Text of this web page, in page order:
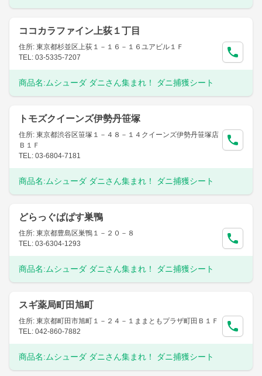
ココカラファイン上荻１丁目
住所: 東京都杉並区上荻１－１６－１６ユアビル１Ｆ
TEL: 03-5335-7207
商品名: ムシューダ ダニさん集まれ！ ダニ捕獲シート
トモズクイーンズ伊勢丹笹塚
住所: 東京都渋谷区笹塚１－４８－１４クイーンズ伊勢丹笹塚店
Ｂ１Ｆ
TEL: 03-6804-7181
商品名: ムシューダ ダニさん集まれ！ ダニ捕獲シート
どらっぐぱぱす巣鴨
住所: 東京都豊島区巣鴨１－２０－８
TEL: 03-6304-1293
商品名: ムシューダ ダニさん集まれ！ ダニ捕獲シート
スギ薬局町田旭町
住所: 東京都町田市旭町１－２４－１ままともプラザ町田Ｂ１Ｆ
TEL: 042-860-7882
商品名: ムシューダ ダニさん集まれ！ ダニ捕獲シート